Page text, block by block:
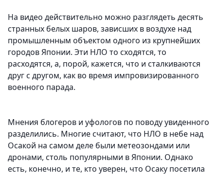
На видео действительно можно разглядеть десять
странных белых шаров, зависших в воздухе над
промышленным объектом одного из крупнейших
городов Японии. Эти НЛО то сходятся, то
расходятся, а, порой, кажется, что и сталкиваются
друг с другом, как во время импровизированного
военного парада.
Мнения блогеров и уфологов по поводу увиденного
разделились. Многие считают, что НЛО в небе над
Осакой на самом деле были метеозондами или
дронами, столь популярными в Японии. Однако
есть, конечно, и те, кто уверен, что Осаку посетила